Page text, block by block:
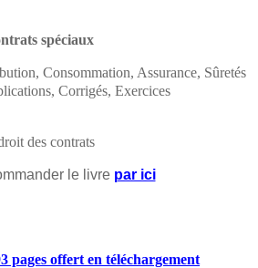
spéciaux :
Consommation, Assurance, Sûretés
Corrigés, Exercices
des contrats
le livre par ici
pages offert en téléchargement